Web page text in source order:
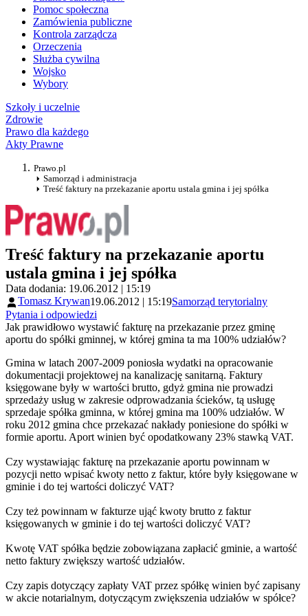
Pomoc społeczna
Zamówienia publiczne
Kontrola zarządcza
Orzeczenia
Służba cywilna
Wojsko
Wybory
Szkoły i uczelnie
Zdrowie
Prawo dla każdego
Akty Prawne
Prawo.pl
Samorząd i administracja
Treść faktury na przekazanie aportu ustala gmina i jej spółka
Treść faktury na przekazanie aportu
ustala gmina i jej spółka
Data dodania: 19.06.2012 | 15:19
Tomasz Krywan19.06.2012 | 15:19Samorząd terytorialny
Pytania i odpowiedzi
Jak prawidłowo wystawić fakturę na przekazanie przez gminę
aportu do spółki gminnej, w której gmina ta ma 100% udziałów?
Gmina w latach 2007-2009 poniosła wydatki na opracowanie
dokumentacji projektowej na kanalizację sanitarną. Faktury
księgowane były w wartości brutto, gdyż gmina nie prowadzi
sprzedaży usług w zakresie odprowadzania ścieków, tą usługę
sprzedaje spółka gminna, w której gmina ma 100% udziałów. W
roku 2012 gmina chce przekazać nakłady poniesione do spółki w
formie aportu. Aport winien być opodatkowany 23% stawką VAT.
Czy wystawiając fakturę na przekazanie aportu powinnam w
pozycji netto wpisać kwoty netto z faktur, które były księgowane w
gminie i do tej wartości doliczyć VAT?
Czy też powinnam w fakturze ująć kwoty brutto z faktur
księgowanych w gminie i do tej wartości doliczyć VAT?
Kwotę VAT spółka będzie zobowiązana zapłacić gminie, a wartość
netto faktury zwiększy wartość udziałów.
Czy zapis dotyczący zapłaty VAT przez spółkę winien być zapisany
w akcie notarialnym, dotyczącym zwiększenia udziałów w spółce?